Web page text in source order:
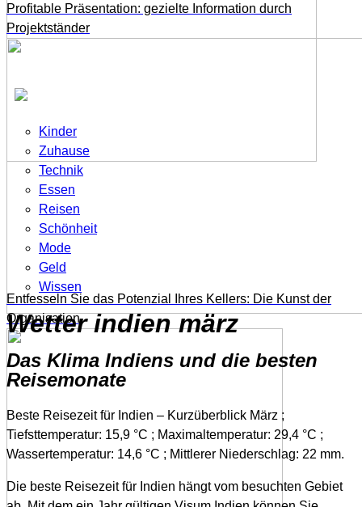
Profitable Präsentation: gezielte Information durch
Projektständer
Entfesseln Sie das Potenzial Ihres Kellers: Die Kunst der
Organisation
Kinder
Zuhause
Technik
Essen
Reisen
Schönheit
Mode
Geld
Wissen
Wetter indien märz
Das Klima Indiens und die besten
Reisemonate
Beste Reisezeit für Indien – Kurzüberblick März ;
Tiefsttemperatur: 15,9 °C ; Maximaltemperatur: 29,4 °C ;
Wassertemperatur: 14,6 °C ; Mittlerer Niederschlag: 22 mm.
Die beste Reisezeit für Indien hängt vom besuchten Gebiet